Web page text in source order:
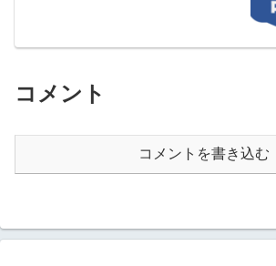
コメント
コメントを書き込む